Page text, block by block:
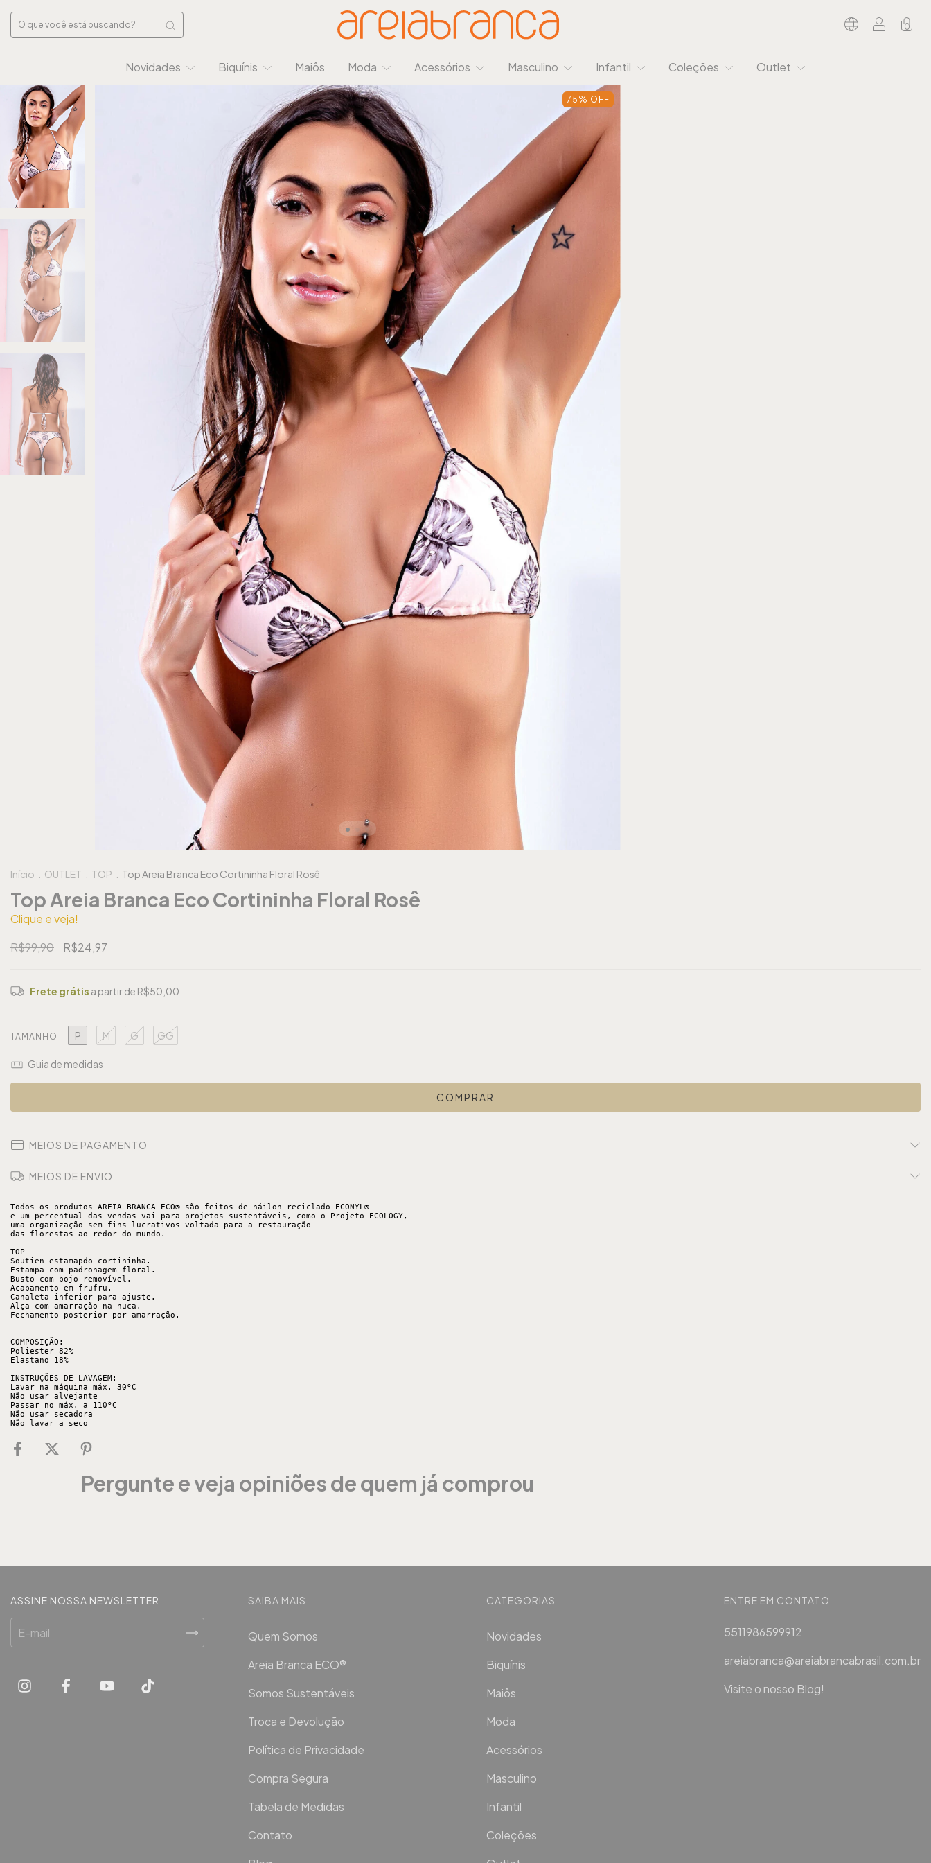
0
Novidades Biquínis Maiôs Moda Acessórios Masculino Infantil Coleções Outlet
75 % OFF
Início OUTLET TOP Top Areia Branca Eco Cortininha Floral Rosê
Top Areia Branca Eco Cortininha Floral Rosê
Clique e veja!
R$99,90
R$24,97
Frete grátis a partir de R$50,00
TAMANHO P M G GG
Guia de medidas
MEIOS DE PAGAMENTO
MEIOS DE ENVIO
Todos os produtos AREIA BRANCA ECO® são feitos de náilon reciclado ECONYL®
e um percentual das vendas vai para projetos sustentáveis, como o Projeto ECOLOGY,
uma organização sem fins lucrativos voltada para a restauração
das florestas ao redor do mundo.
TOP
Soutien estamapdo cortininha.
Estampa com padronagem floral.
Busto com bojo removível.
Acabamento em frufru.
Canaleta inferior para ajuste.
Alça com amarração na nuca.
Fechamento posterior por amarração.
COMPOSIÇÃO:
Poliester 82%
Elastano 18%
INSTRUÇÕES DE LAVAGEM:
Lavar na máquina máx. 30ºC
Não usar alvejante
Passar no máx. a 110ºC
Não usar secadora
Não lavar a seco
Pergunte e veja opiniões de quem já comprou
ASSINE NOSSA NEWSLETTER SAIBA MAIS
Quem Somos
Areia Branca ECO®
Somos Sustentáveis
Troca e Devolução
Política de Privacidade
Compra Segura
Tabela de Medidas
Contato
CATEGORIAS
Novidades
Biquínis
Maiôs
Moda
Acessórios
Masculino
Infantil
Coleções
ENTRE EM CONTATO
5511986599912
areiabranca@areiabrancabrasil.com.br
Visite o nosso Blog!